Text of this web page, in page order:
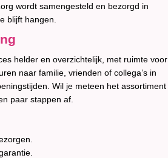
wordt samengesteld en bezorgd in
blijft hangen.
helder en overzichtelijk, met ruimte voor
naar familie, vrienden of collega’s in
Wil je meteen het assortiment
paar stappen af.